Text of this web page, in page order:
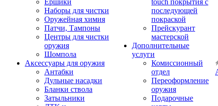
Ёршики
Наборы для чистки
Оружейная химия
Патчи, Тампоны
Центры для чистки
оружия
Шомпола
Аксессуары для оружия
Антабки
Дульные насадки
Бланки ствола
Затыльники
touch покрытия с
последующей
покраской
Прейскурант
мастерской
Дополнительные
услуги
Комиссионный
отдел
Переоформление
оружия
Подарочные